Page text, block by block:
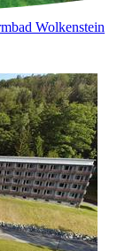
Wolkenstein